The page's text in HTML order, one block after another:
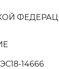
14666